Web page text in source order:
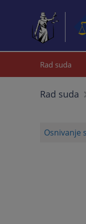
Rad suda
Rad suda
Osnivanje